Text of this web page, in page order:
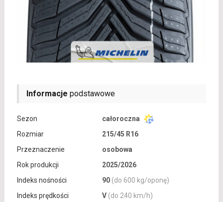
Informacje podstawowe
Sezon
całoroczna
Rozmiar
215/45 R16
Przeznaczenie
osobowa
Rok produkcji
2025/2026
Indeks nośności
90 (do 600 kg/oponę)
Indeks prędkości
V (do 240 km/h)